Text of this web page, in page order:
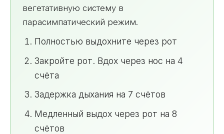
вегетативную систему в
парасимпатический режим.
Полностью выдохните через рот
Закройте рот. Вдох через нос на 4
счёта
Задержка дыхания на 7 счётов
Медленный выдох через рот на 8
счётов